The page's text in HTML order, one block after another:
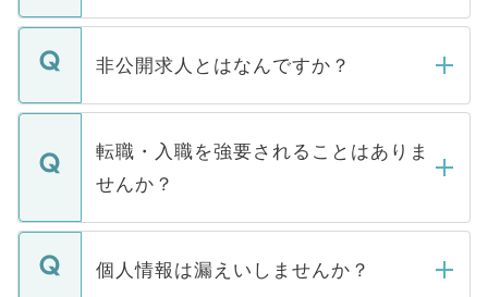
ご登録いただきましたら、弊社担当者がご
登録内容を確認し、その後メールもしくは
ます。通常、5営業日以内にはご連絡をせて
いただきますので、しばらくお待ちくださ
非公開求人とはなんですか？
マイナビDOCTORで取り扱っている求人の
うち約3割は、Webサイトからご覧いただ
けない「非公開求人」です。非公開求人は
下記の理由によって、一般には公開してい
ません。
■応募殺到を避けるため 人気のある医療機
転職・入職を強要されることはありま
せんか？
転職・入職を強要することは一切ありませ
ん。また、仮に応募先から内定をいただい
個人情報は漏えいしませんか？